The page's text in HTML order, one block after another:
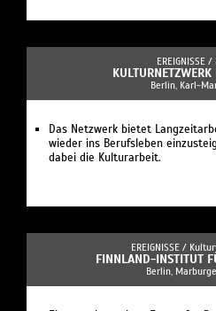
EREIGNISSE /
Berlin, Karl-
Das Netzwerk bietet
wieder ins Berufsleben
dabei die Kulturarbeit.
EREIGNISSE /
FINNLAND-INSTITUT
Berlin,